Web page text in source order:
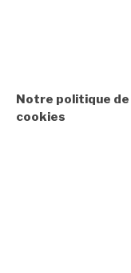
Notre politique de
cookies